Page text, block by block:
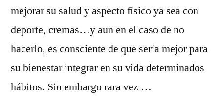
mejorar su salud y aspecto físico ya sea con
deporte, cremas…y aun en el caso de no
hacerlo, es consciente de que sería mejor para
su bienestar integrar en su vida determinados
hábitos. Sin embargo rara vez …